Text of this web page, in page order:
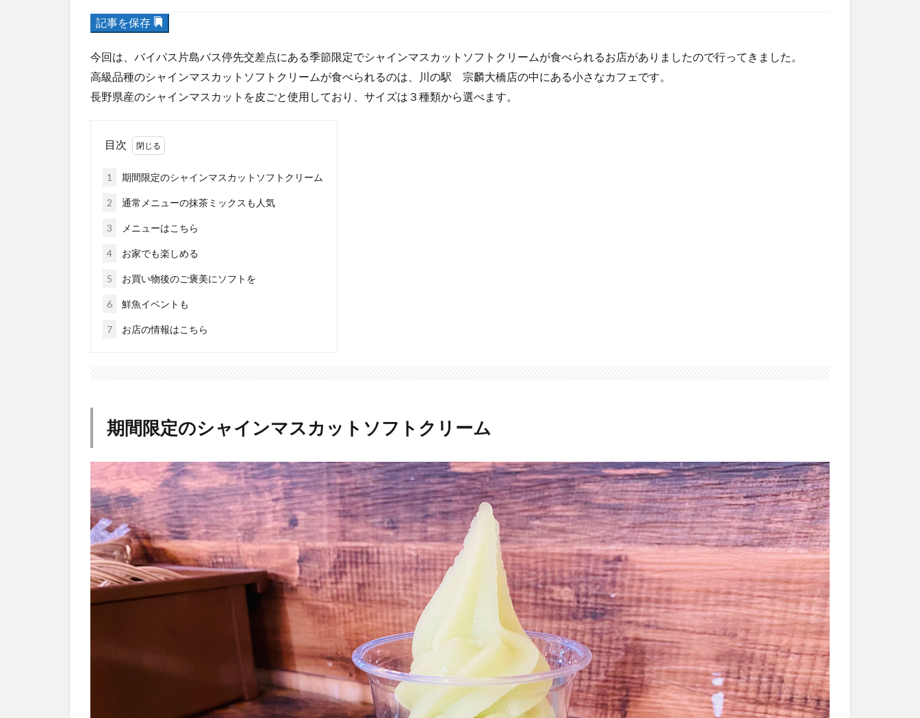
今回は、バイパス片島バス停先交差点にある季節限定でシャインマスカットソフトクリームが食べられるお店がありましたので行ってきました。
高級品種のシャインマスカットソフトクリームが食べられるのは、川の駅 宗麟大橋店の中にある小さなカフェです。
長野県産のシャインマスカットを皮ごと使用しており、サイズは３種類から選べます。
目次
期間限定のシャインマスカットソフトクリーム
2 通常メニューの抹茶ミックスも人気
3 メニューはこちら
4 お家でも楽しめる
5 お買い物後のご褒美にソフトを
6 鮮魚イベントも
7 お店の情報はこちら